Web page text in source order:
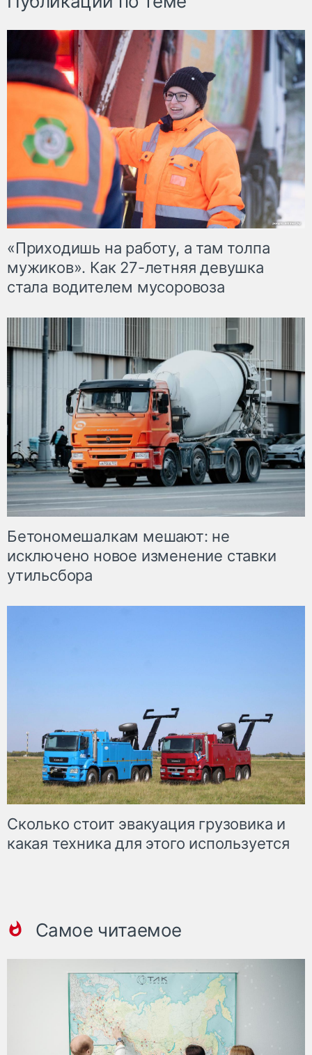
«Приходишь на работу, а там толпа
мужиков». Как 27-летняя девушка
стала водителем мусоровоза
Бетономешалкам мешают: не
исключено новое изменение ставки
утильсбора
Сколько стоит эвакуация грузовика и
какая техника для этого используется
Самое читаемое